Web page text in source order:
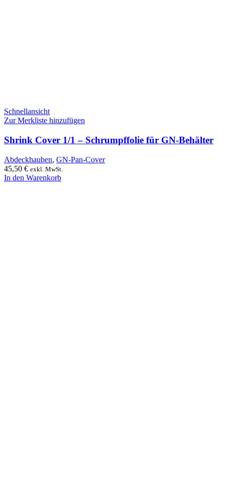
Schnellansicht
Zur Merkliste hinzufügen
Shrink Cover 1/1 – Schrumpffolie für GN-Behälter
Abdeckhauben, GN-Pan-Cover
45,50 € exkl. MwSt.
In den Warenkorb